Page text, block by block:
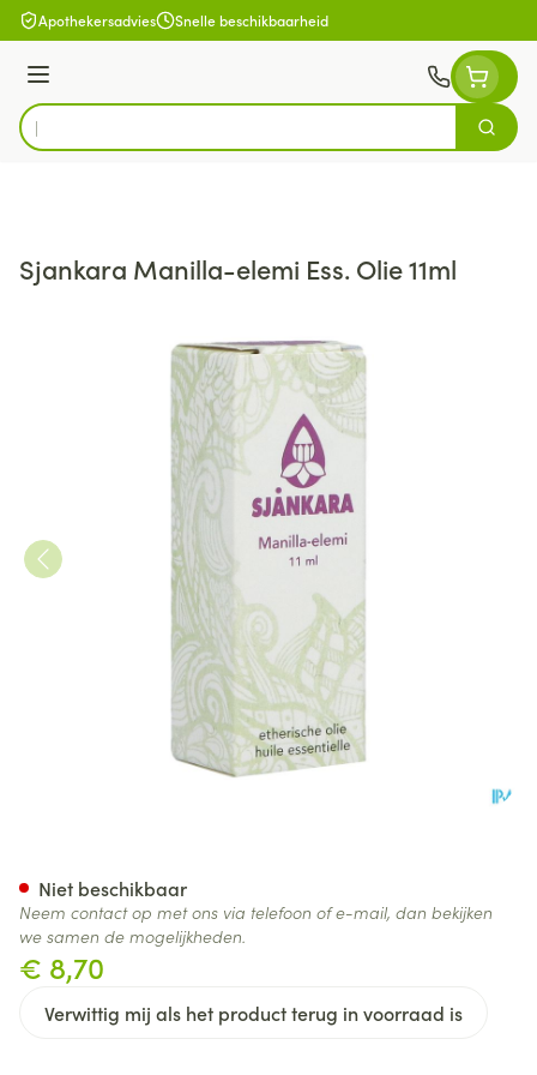
Ga naar de inhoud
Apothekersadvies Snelle beschikbaarheid
Menu
Product, merk, categorie...
Zoek
Sjankara Manilla-elemi Ess. Olie 11ml
€ 8,70
Verwittig mij als het product terug in voorraad is
Niet beschikbaar
Neem contact op met ons via telefoon of e-mail, dan bekijken
we samen de mogelijkheden.